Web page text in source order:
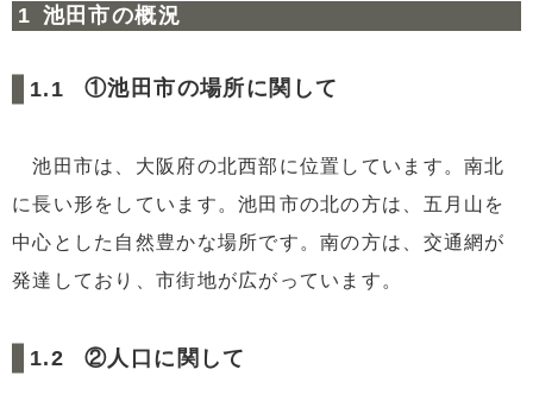
3.2②就労環境を整える
③子育て環境の充実
3.5⑤防災・防犯の体制を整える
4池田市の不動産に関して
4.1
①池田市の住みやすさ
4.2②池田市の評判
5まとめ
池田市の概況
①池田市の場所に関して
池田市は、大阪府の北西部に位置しています。南北
に長い形をしています。池田市の北の方は、五月山を
中心とした自然豊かな場所です。南の方は、交通網が
発達しており、市街地が広がっています。
②人口に関して